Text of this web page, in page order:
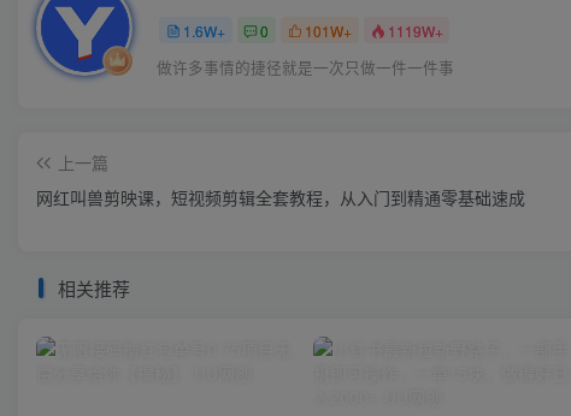
1.6W+ 0 101W+ 1119W+
做许多事情的捷径就是一次只做一件一件事
上一篇
网红叫兽剪映课，短视频剪辑全套教程，从入门到精通零基础速成
相关推荐